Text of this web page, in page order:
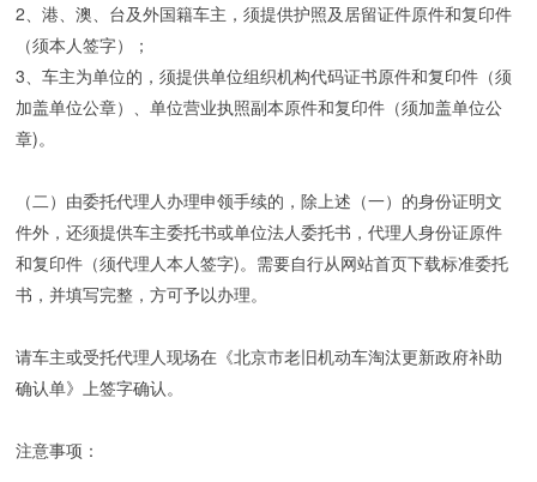
2、港、澳、台及外国籍车主，须提供护照及居留证件原件和复印件
（须本人签字）；
3、车主为单位的，须提供单位组织机构代码证书原件和复印件（须
加盖单位公章）、单位营业执照副本原件和复印件（须加盖单位公
章)。
（二）由委托代理人办理申领手续的，除上述（一）的身份证明文
件外，还须提供车主委托书或单位法人委托书，代理人身份证原件
和复印件（须代理人本人签字)。需要自行从网站首页下载标准委托
书，并填写完整，方可予以办理。
请车主或受托代理人现场在《北京市老旧机动车淘汰更新政府补助
确认单》上签字确认。
注意事项：